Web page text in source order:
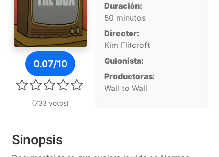
Póster de Life Beyond the Box: Norman Stanley
0.07/10
(733 votos)
Duración:
50 minutos
Director:
Kim Flitcroft
Guionista:
Productoras:
Wall to Wall
Sinopsis